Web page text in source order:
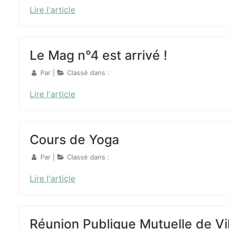
Lire l'article
Le Mag n°4 est arrivé !
Par Classé dans :
Lire l'article
Cours de Yoga
Par Classé dans :
Lire l'article
Réunion Publique Mutuelle de